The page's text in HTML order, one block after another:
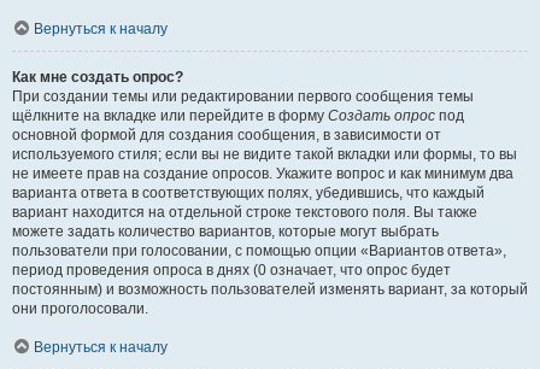
Вернуться к началу
Как мне создать опрос?
При создании темы или редактировании первого сообщения темы
щёлкните на вкладке или перейдите в форму Создать опрос под
основной формой для создания сообщения, в зависимости от
используемого стиля; если вы не видите такой вкладки или формы, то вы
не имеете прав на создание опросов. Укажите вопрос и как минимум два
варианта ответа в соответствующих полях, убедившись, что каждый
вариант находится на отдельной строке текстового поля. Вы также
можете задать количество вариантов, которые могут выбрать
пользователи при голосовании, с помощью опции «Вариантов ответа»,
период проведения опроса в днях (0 означает, что опрос будет
постоянным) и возможность пользователей изменять вариант, за который
они проголосовали.
Вернуться к началу